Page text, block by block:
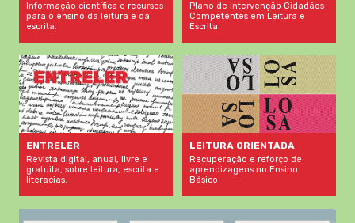
Informação científica e recursos
para o ensino da leitura e da
escrita.
Plano de Intervenção Cidadãos
Competentes em Leitura e
Escrita.
ENTRELER
Revista digital, anual, livre e
gratuita, sobre leitura, escrita e
literacias.
LEITURA ORIENTADA
Recuperação e reforço de
aprendizagens no Ensino
Básico.